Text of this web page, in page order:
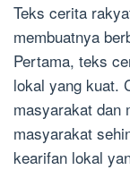
Teks cerita
membuatnya
Pertama, teks
lokal yang kuat.
masyarakat dan
masyarakat
kearifan lokal